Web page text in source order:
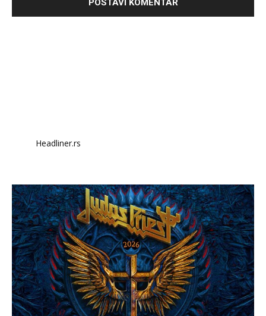
Headliner.rs